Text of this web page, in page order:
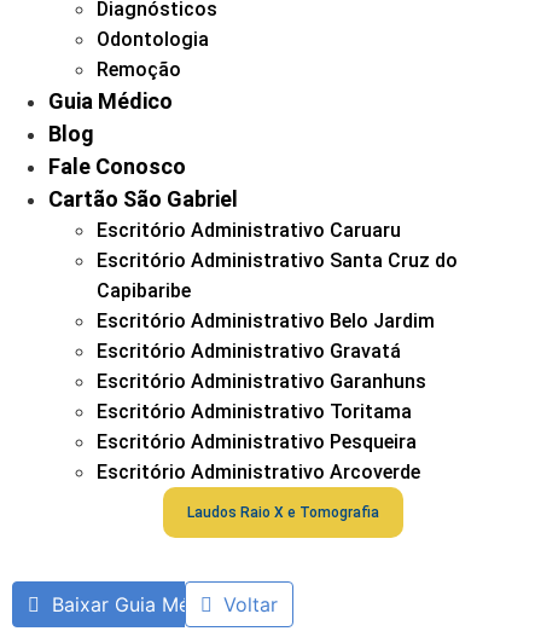
Diagnósticos
Odontologia
Remoção
Guia Médico
Blog
Fale Conosco
Cartão São Gabriel
Escritório Administrativo Caruaru
Escritório Administrativo Santa Cruz do
Capibaribe
Escritório Administrativo Belo Jardim
Escritório Administrativo Gravatá
Escritório Administrativo Garanhuns
Escritório Administrativo Toritama
Escritório Administrativo Pesqueira
Escritório Administrativo Arcoverde
Laudos Raio X e Tomografia
Baixar Guia MédicoVoltar